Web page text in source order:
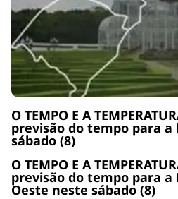
O TEMPO E A
previsão do tempo para a
sábado (8)
O TEMPO E A
previsão do tempo para a
Oeste neste sábado (8)